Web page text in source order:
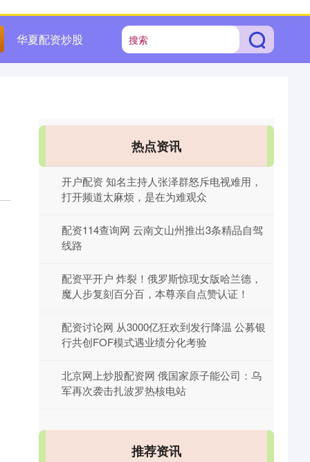
华夏配资炒股
热点资讯
开户配资 知名主持人张泽群怒斥电视难用，
打开频道太麻烦，是在为难观众
配资114查询网 云南文山州推出3条精品自驾
线路
配资平开户 炸裂！俄罗斯惊现女版哈兰德，
魔人步复刻百分百，本尊亲自点赞认证！
配资讨论网 从3000亿狂欢到发行降温 公募银
行共创FOF模式遇业绩分化考验
北京网上炒股配资网 俄国家原子能公司：乌
军再次袭击扎波罗热核电站
推荐资讯